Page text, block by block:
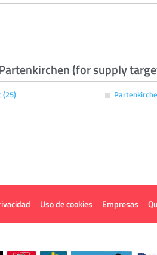
(for supply
(25)
Uso de cookies Empresas